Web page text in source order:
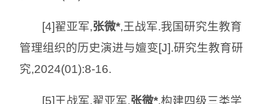
[4]翟亚军,张微*,王战军.我国研究生教育
管理组织的历史演进与嬗变[J].研究生教育研
究,2024(01):8-16.
[5]王战军,翟亚军,张微*.构建四级三类学